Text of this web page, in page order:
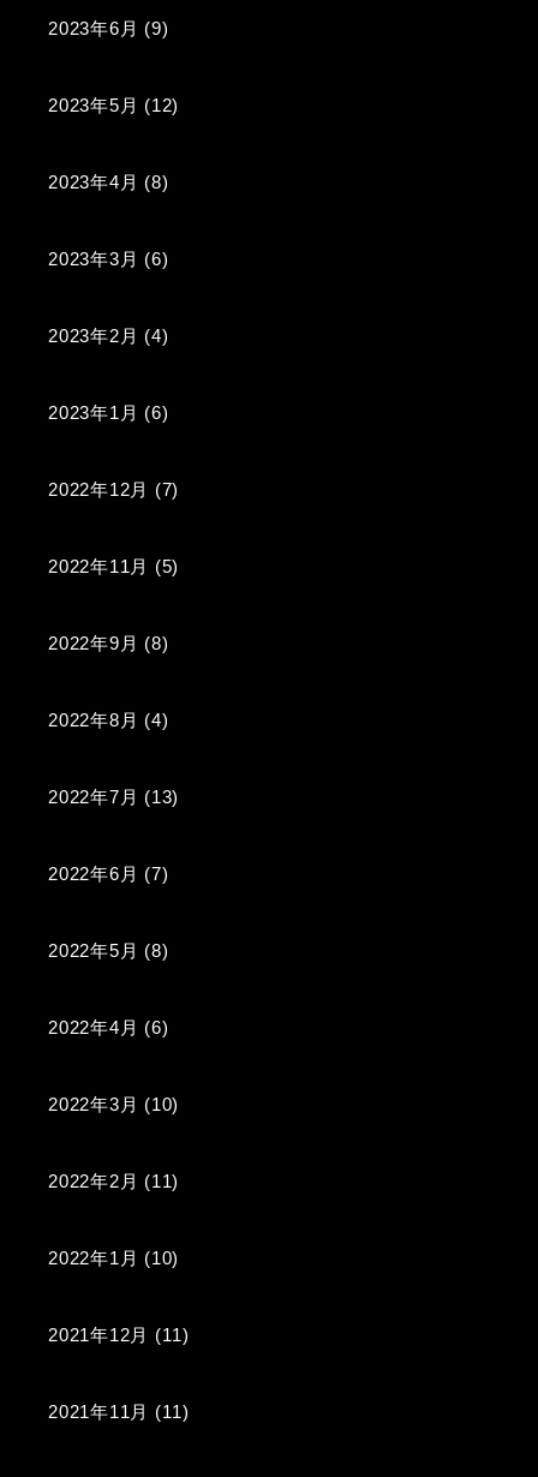
2023年6月 (9)
2023年5月 (12)
2023年4月 (8)
2023年3月 (6)
2023年2月 (4)
2023年1月 (6)
2022年12月 (7)
2022年11月 (5)
2022年9月 (8)
2022年8月 (4)
2022年7月 (13)
2022年6月 (7)
2022年5月 (8)
2022年4月 (6)
2022年3月 (10)
2022年2月 (11)
2022年1月 (10)
2021年12月 (11)
2021年11月 (11)